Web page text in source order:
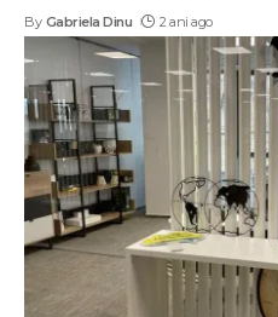
By Gabriela Dinu 2 ani ago